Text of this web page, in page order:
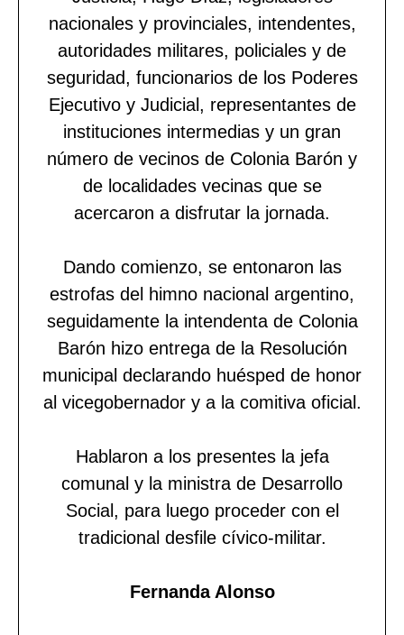
nacionales y provinciales, intendentes,
autoridades militares, policiales y de
seguridad, funcionarios de los Poderes
Ejecutivo y Judicial, representantes de
instituciones intermedias y un gran
número de vecinos de Colonia Barón y
de localidades vecinas que se
acercaron a disfrutar la jornada.
Dando comienzo, se entonaron las
estrofas del himno nacional argentino,
seguidamente la intendenta de Colonia
Barón hizo entrega de la Resolución
municipal declarando huésped de honor
al vicegobernador y a la comitiva oficial.
Hablaron a los presentes la jefa
comunal y la ministra de Desarrollo
Social, para luego proceder con el
tradicional desfile cívico-militar.
Fernanda Alonso